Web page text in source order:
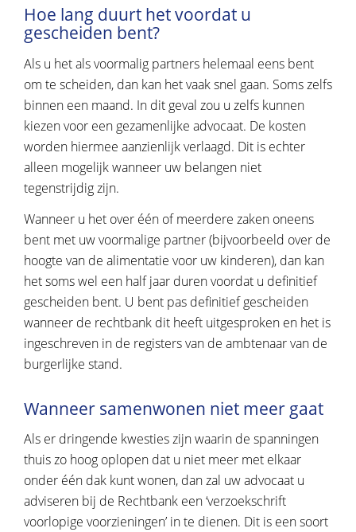
Hoe lang duurt het voordat u
gescheiden bent?
Als u het als voormalig partners helemaal eens bent
om te scheiden, dan kan het vaak snel gaan. Soms zelfs
binnen een maand. In dit geval zou u zelfs kunnen
kiezen voor een gezamenlijke advocaat. De kosten
worden hiermee aanzienlijk verlaagd. Dit is echter
alleen mogelijk wanneer uw belangen niet
tegenstrijdig zijn.
Wanneer u het over één of meerdere zaken oneens
bent met uw voormalige partner (bijvoorbeeld over de
hoogte van de alimentatie voor uw kinderen), dan kan
het soms wel een half jaar duren voordat u definitief
gescheiden bent. U bent pas definitief gescheiden
wanneer de rechtbank dit heeft uitgesproken en het is
ingeschreven in de registers van de ambtenaar van de
burgerlijke stand.
Wanneer samenwonen niet meer gaat
Als er dringende kwesties zijn waarin de spanningen
thuis zo hoog oplopen dat u niet meer met elkaar
onder één dak kunt wonen, dan zal uw advocaat u
adviseren bij de Rechtbank een ‘verzoekschrift
voorlopige voorzieningen’ in te dienen. Dit is een soort